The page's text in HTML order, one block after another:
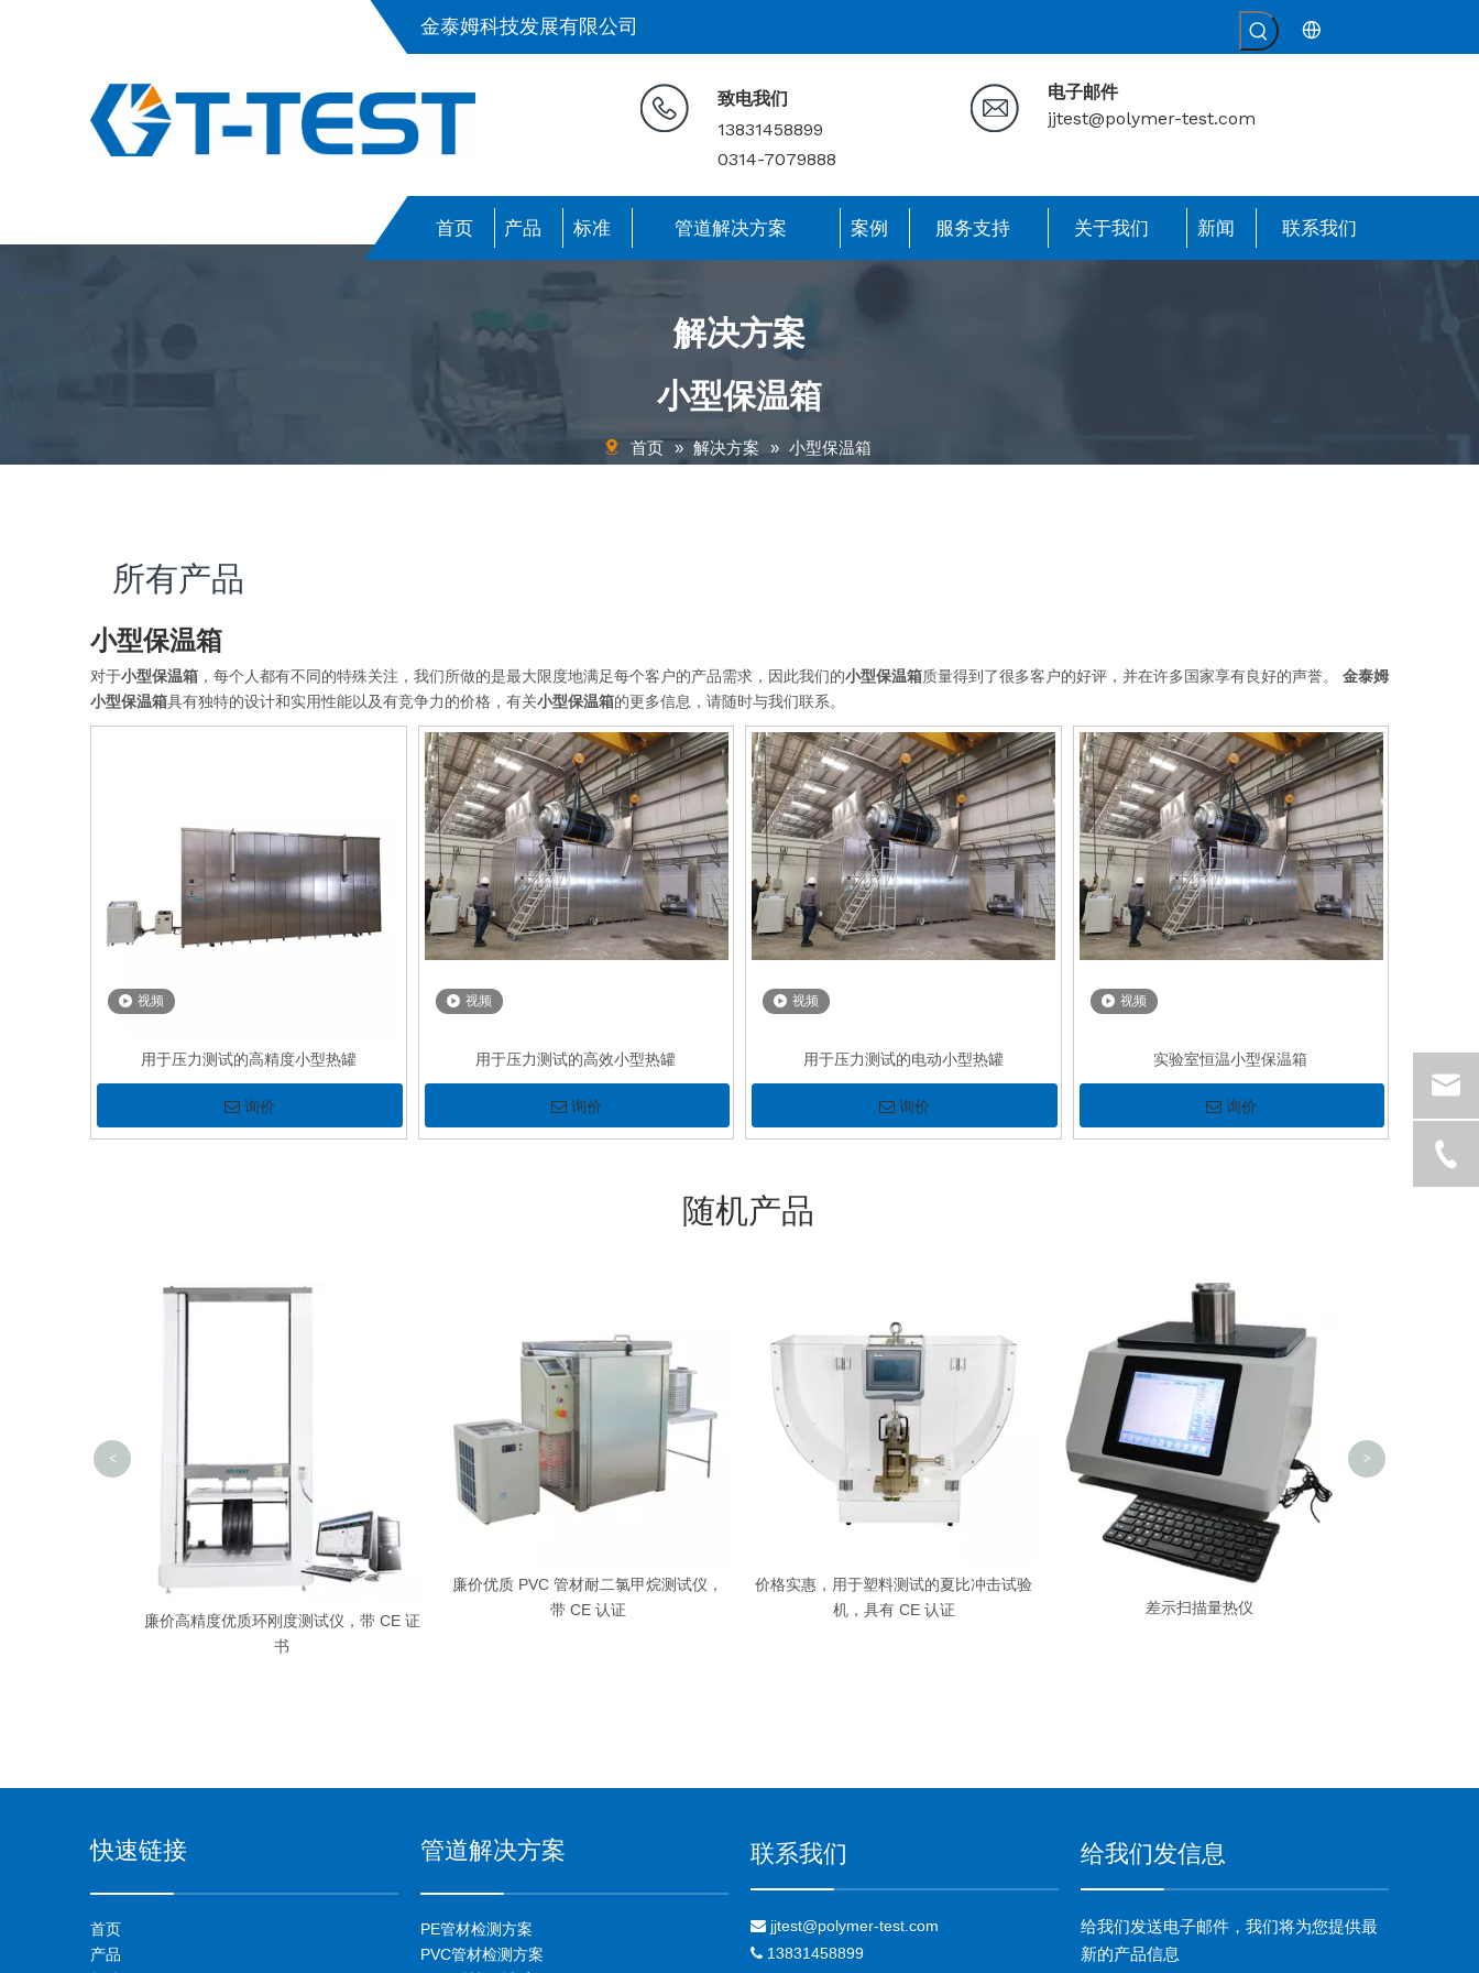
金泰姆科技发展有限公司
致电我们
13831458899
0314-7079888
电子邮件
jjtest@polymer-test.com
首页 产品 标准 管道解决方案 案例 服务支持 关于我们 新闻 联系我们
解决方案
小型保温箱
首页 » 解决方案 » 小型保温箱
所有产品
小型保温箱
对于小型保温箱 ，每个人都有不同的特殊关注，我们所做的是最大限度地满足每个客户的产品需求，因此我们的小型保温箱质量得到了很多客户的好评，并在许多国家享有良好的声誉。 金泰姆
小型保温箱具有独特的设计和实用性能以及有竞争力的价格，有关小型保温箱的更多信息，请随时与我们联系。
视频
用于压力测试的高精度小型热罐
询价
视频
用于压力测试的高效小型热罐
询价
视频
用于压力测试的电动小型热罐
询价
视频
实验室恒温小型保温箱
询价
随机产品
廉价高精度优质环刚度测试仪，带 CE 证
廉价优质 PVC 管材耐二氯甲烷测试仪，
带 CE 认证
价格实惠，用于塑料测试的夏比冲击试验
机，具有 CE 认证
差示扫描量热仪
< >
快速链接
首页
产品
管道解决方案
PE管材检测方案
PVC管材检测方案
联系我们
 jjtest@polymer-test.com
 13831458899
给我们发信息
给我们发送电子邮件，我们将为您提供最
新的产品信息